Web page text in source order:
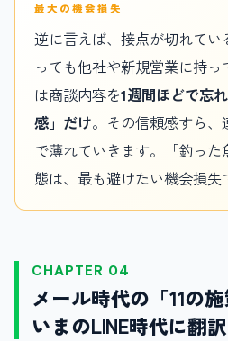
最大の機会損失
逆に言えば、接点が切れて
っても他社や新規営業に持
は商談内容を1週間ほどで忘
感」だけ。その信頼感すら、
で薄れていきます。「釣っ
態は、最も避けたい機会損失
CHAPTER 04
メール時代の「11の施
いまのLINE時代に翻